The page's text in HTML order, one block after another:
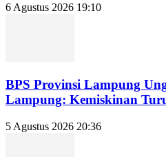
6 Agustus 2026 19:10
BPS Provinsi Lampung
Lampung: Kemiskinan
5 Agustus 2026 20:36